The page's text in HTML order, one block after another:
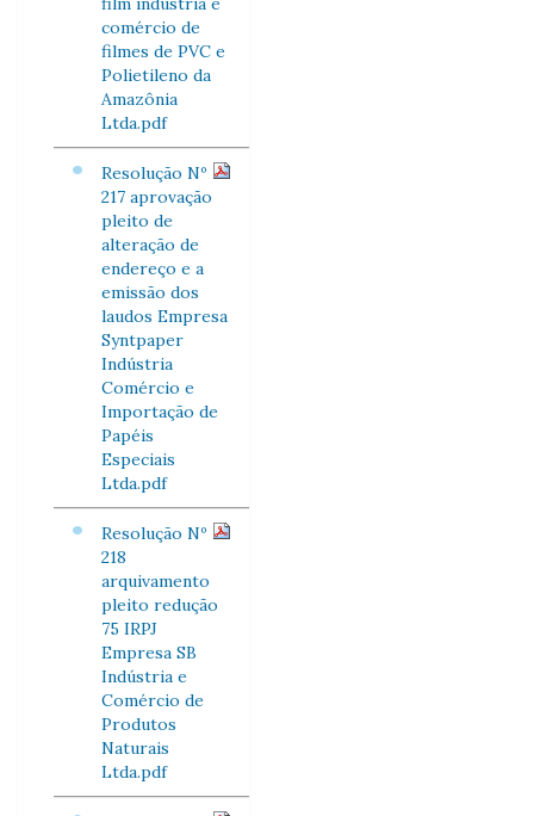
comércio de
filmes de PVC e
Polietileno da
Amazônia
Ltda.pdf
Resolução Nº
217 aprovação
pleito de
alteração de
endereço e a
emissão dos
laudos Empresa
Syntpaper
Indústria
Comércio e
Importação de
Papéis
Especiais
Ltda.pdf
Resolução Nº
218
arquivamento
pleito redução
75 IRPJ
Empresa SB
Indústria e
Comércio de
Produtos
Naturais
Ltda.pdf